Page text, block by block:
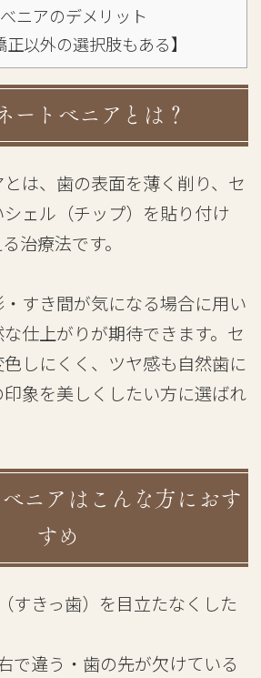
ニアのデメリット
正以外の選択肢もある】
ートべニアとは？
は、歯の表面を薄く削り、セ
ェル（チップ）を貼り付け
治療法です。
すき間が気になる場合に用い
仕上がりが期待できます。セ
しにくく、ツヤ感も自然歯に
象を美しくしたい方に選ばれ
ニアはこんな方におす
すめ
すきっ歯）を目立たなくした
で違う・歯の先が欠けている